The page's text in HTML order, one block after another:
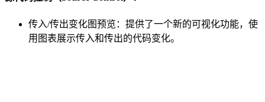
传入/传出变化图预览：提供了一个新的可视化功能，使
用图表展示传入和传出的代码变化。